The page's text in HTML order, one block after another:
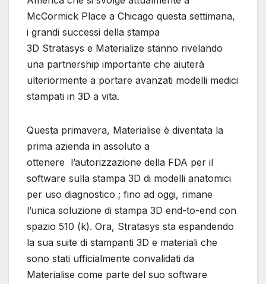
McCormick Place a Chicago questa settimana,
i grandi successi della stampa
3D Stratasys e Materialize stanno rivelando
una partnership importante che aiuterà
ulteriormente a portare avanzati modelli medici
stampati in 3D a vita.
Questa primavera, Materialise è diventata la
prima azienda in assoluto a
ottenere l’autorizzazione della FDA per il
software sulla stampa 3D di modelli anatomici
per uso diagnostico ; fino ad oggi, rimane
l’unica soluzione di stampa 3D end-to-end con
spazio 510 (k). Ora, Stratasys sta espandendo
la sua suite di stampanti 3D e materiali che
sono stati ufficialmente convalidati da
Materialise come parte del suo software